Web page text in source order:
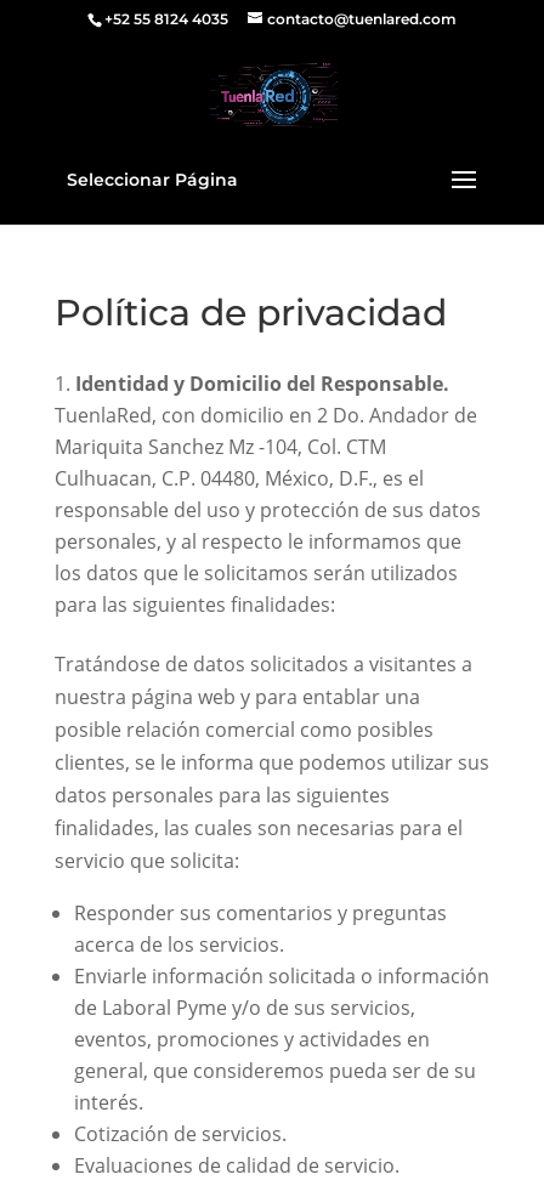
+52 55 8124 4035 contacto@tuenlared.com
Seleccionar Página
Política de privacidad
Identidad y Domicilio del Responsable.
TuenlaRed, con domicilio en 2 Do. Andador de
Mariquita Sanchez Mz -104, Col. CTM
Culhuacan, C.P. 04480, México, D.F., es el
responsable del uso y protección de sus datos
personales, y al respecto le informamos que
los datos que le solicitamos serán utilizados
para las siguientes finalidades:
Tratándose de datos solicitados a visitantes a
nuestra página web y para entablar una
posible relación comercial como posibles
clientes, se le informa que podemos utilizar sus
datos personales para las siguientes
finalidades, las cuales son necesarias para el
servicio que solicita:
Responder sus comentarios y preguntas
acerca de los servicios.
Enviarle información solicitada o información
de Laboral Pyme y/o de sus servicios,
eventos, promociones y actividades en
general, que consideremos pueda ser de su
interés.
Cotización de servicios.
Evaluaciones de calidad de servicio.